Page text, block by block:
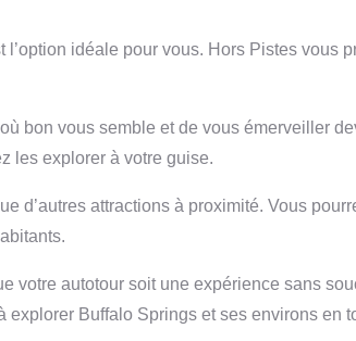
idéale pour vous. Hors Pistes
bon vous semble et de vous émerveiller
les explorer à votre guise.
d’autres attractions à proximité. Vous
votre autotour soit une expérience sans
Buffalo Springs et ses environs en